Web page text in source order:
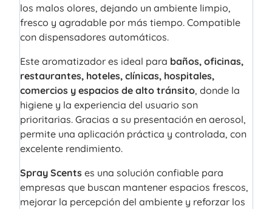
los malos olores, dejando un ambiente limpio,
fresco y agradable por más tiempo. Compatible
con dispensadores automáticos.
Este aromatizador es ideal para baños, oficinas,
restaurantes, hoteles, clínicas, hospitales,
comercios y espacios de alto tránsito, donde la
higiene y la experiencia del usuario son
prioritarias. Gracias a su presentación en aerosol,
permite una aplicación práctica y controlada, con
excelente rendimiento.
Spray Scentses una solución confiable para
empresas que buscan mantener espacios frescos,
mejorar la percepción del ambiente y reforzar los